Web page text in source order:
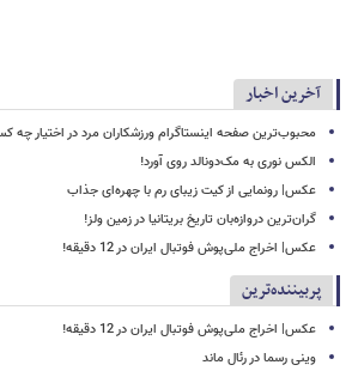
آخرین اخبار
محبوب‌ترین صفحه اینستاگرام ورزشکاران مرد در اختیار
الکس نوری به مک‌دونالد روی آورد!
عکس| رونمایی از کیت زیبای رم با چهره‌ای جذاب
گران‌ترین دروازه‌بان تاریخ بریتانیا در زمین ولز!
عکس| اخراج ملی‌پوش فوتبال ایران در 12 دقیقه!
پربیننده‌ترین
عکس| اخراج ملی‌پوش فوتبال ایران در 12 دقیقه!
وینی رسما در رئال ماند